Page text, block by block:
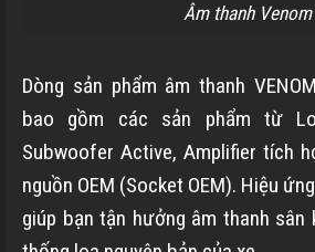
Âm thanh Venom
Dòng sản phẩm âm thanh
bao gồm các sản phẩm từ
Subwoofer Active, Amplifier tích
nguồn OEM (Socket OEM). Hiệu
giúp bạn tận hưởng âm thanh sân